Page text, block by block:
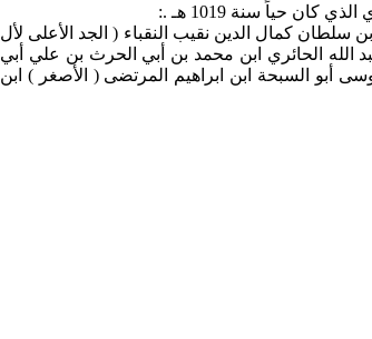
حياً سنة 1019 هـ .:
كمال الدين نقيب النقباء ( الجد الأعلى لأل
الحائري ابن محمد بن أبي الحرث بن علي أبي
أبو السبحة ابن ابراهيم المرتضى ( الأصغر ) ابن